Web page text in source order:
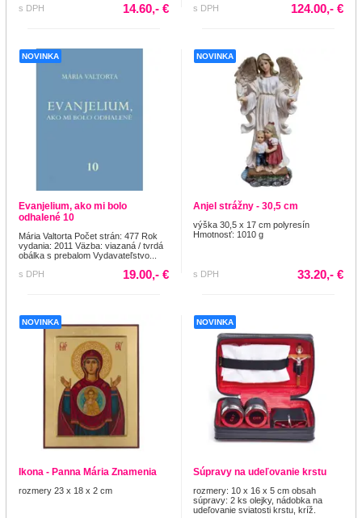
s DPH 14.60,- €
s DPH
124.00,- €
NOVINKA
Evanjelium, ako mi bolo
odhalené 10
Mária Valtorta Počet strán: 477 Rok
vydania: 2011 Väzba: viazaná / tvrdá
obálka s prebalom Vydavateľstvo...
s DPH
19.00,- €
NOVINKA
Anjel strážny - 30,5 cm
výška 30,5 x 17 cm polyresín
Hmotnosť: 1010 g
s DPH 33.20,- €
NOVINKA
Ikona - Panna Mária Znamenia
rozmery 23 x 18 x 2 cm
NOVINKA
Súpravy na udeľovanie krstu
rozmery: 10 x 16 x 5 cm obsah
súpravy: 2 ks olejky, nádobka na
udeľovanie sviatosti krstu, kríž.